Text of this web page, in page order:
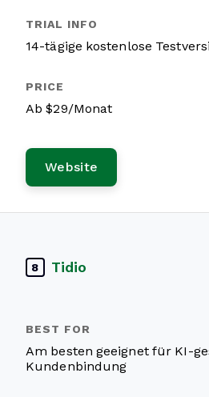
14-tägige kostenlose
Ab $29/Monat
Website
8 Tidio
Am besten geeignet für KI-
Kundenbindung